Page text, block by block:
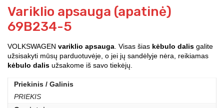
Variklio apsauga (apatinė)
69B234-5
VOLKSWAGEN variklio apsauga . Visas šias kėbulo dalis galite
užsisakyti mūsų parduotuvėje, o jei jų sandėlyje nėra, reikiamas
kėbulo dalis užsakome iš savo tiekėjų.
Priekinis / Galinis
PRIEKIS